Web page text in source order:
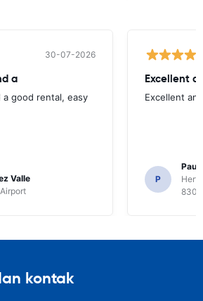
30-07-2026
a
good rental, easy
Valle
Excellent
Excellent
P
Paul
8300
kontak